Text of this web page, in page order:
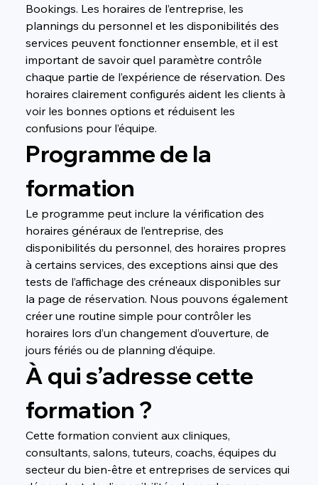
Bookings. Les horaires de l’entreprise, les
plannings du personnel et les disponibilités des
services peuvent fonctionner ensemble, et il est
important de savoir quel paramètre contrôle
chaque partie de l’expérience de réservation. Des
horaires clairement configurés aident les clients à
voir les bonnes options et réduisent les
confusions pour l’équipe.
Programme de la
formation
Le programme peut inclure la vérification des
horaires généraux de l’entreprise, des
disponibilités du personnel, des horaires propres
à certains services, des exceptions ainsi que des
tests de l’affichage des créneaux disponibles sur
la page de réservation. Nous pouvons également
créer une routine simple pour contrôler les
horaires lors d’un changement d’ouverture, de
jours fériés ou de planning d’équipe.
À qui s’adresse cette
formation ?
Cette formation convient aux cliniques,
consultants, salons, tuteurs, coachs, équipes du
secteur du bien-être et entreprises de services qui